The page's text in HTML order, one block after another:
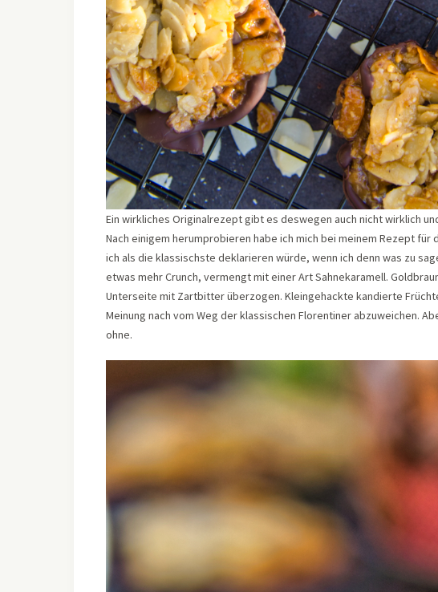
Ein wirkliches Originalrezept gibt es deswegen auch nicht wirklich
Nach einigem herumprobieren habe ich mich bei meinem Rezept
ich als die klassischste deklarieren würde, wenn ich denn was zu
etwas mehr Crunch, vermengt mit einer Art Sahnekaramell.
Unterseite mit Zartbitter überzogen. Kleingehackte kandierte
Meinung nach vom Weg der klassischen Florentiner abzuweichen.
ohne.